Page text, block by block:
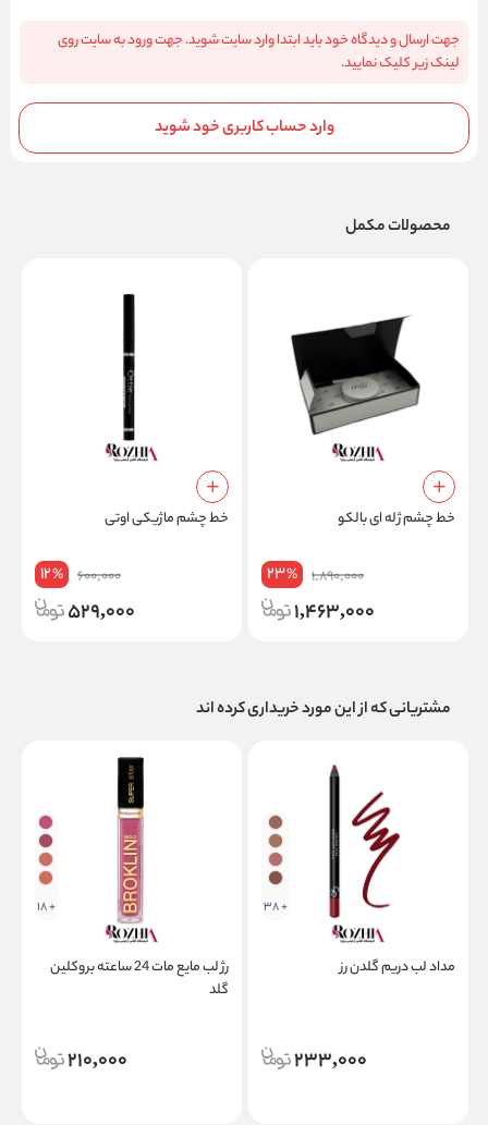
جهت ارسال و دیدگاه خود باید ابتدا وارد سایت شوید. جهت ورود به سایت روی
لینک زیر کلیک نمایید.
وارد حساب کاربری خود شوید
محصولات مکمل
خط چشم ژله ای بالکو
1,890,000
23%
1,463,000
خط چشم ماژیکی اوتی
600,000
12%
529,000
مشتریانی که از این مورد خریداری کرده اند
+ 38
مداد لب دریم گلدن رز
233,000
+ 18
رژ لب مایع مات 24 ساعته بروکلین
گلد
210,000